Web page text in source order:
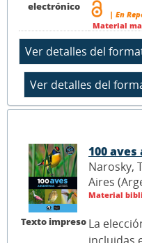
electrónico
| En
Material
Texto impreso
100
Narosky,
Aires
Material
La